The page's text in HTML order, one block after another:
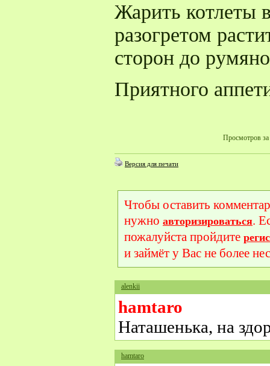
Жарить котлеты
разогретом
сторон до
Приятного
Просмотров за
Версия для печати
Чтобы оставить
нужно авторизироваться.
пожалуйста пройдите
и займёт у Вас не более
alenkii
hamtaro
Наташенька, на
hamtaro